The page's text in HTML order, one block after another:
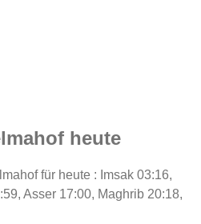
heute
für heute : Imsak 03:16,
Asser 17:00, Maghrib 20:18,